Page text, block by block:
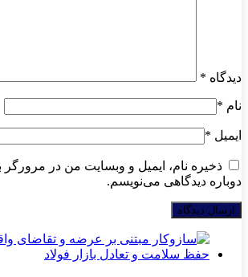
دیدگاه *
نام *
ایمیل *
ذخیره نام، ایمیل و وبسایت من در مرورگر
دوباره دیدگاهی می‌نویسم.